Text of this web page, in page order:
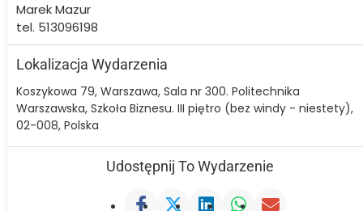
Marek Mazur
tel. 513096198
Lokalizacja Wydarzenia
Koszykowa 79, Warszawa, Sala nr 300. Politechnika
Warszawska, Szkoła Biznesu. III piętro (bez windy - niestety),
02-008, Polska
Udostępnij To Wydarzenie